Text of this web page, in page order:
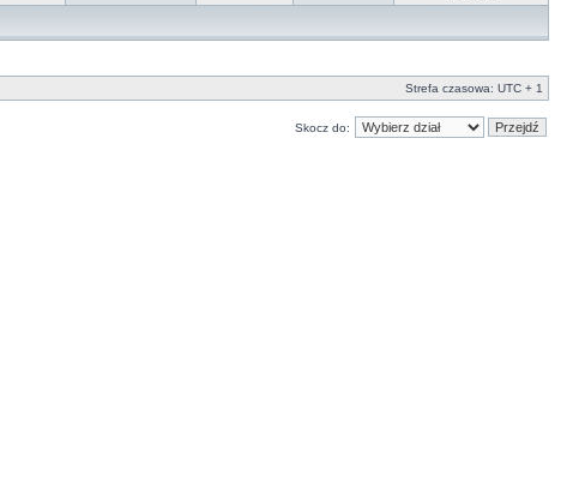
Strefa czasowa: UTC + 1
Skocz do: